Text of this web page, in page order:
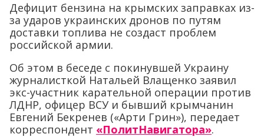
Дефицит бензина на крымских заправках из-
за ударов украинских дронов по путям
доставки топлива не создаст проблем
российской армии.
Об этом в беседе с покинувшей Украину
журналисткой Натальей Влащенко заявил
экс-участник карательной операции против
ЛДНР, офицер ВСУ и бывший крымчанин
Евгений Бекренев («Арти Грин»), передает
корреспондент «ПолитНавигатора».